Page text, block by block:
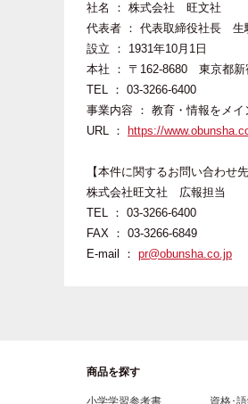
社名 ： 株式会社 旺文社
代表者 ： 代表取締役社長 生
設立 ： 1931年10月1日
本社 ： 〒162-8680 東京都新
TEL ： 03-3266-6400
事業内容 ： 教育・情報をメ
URL ：
https://
【本件に関するお問い合わせ先
株式会社旺文社 広報担当
TEL ： 03-3266-6400
FAX ： 03-3266-6849
E-mail ： pr@obunsha.co.jp
商品を探す
小学学習参考書 資格･